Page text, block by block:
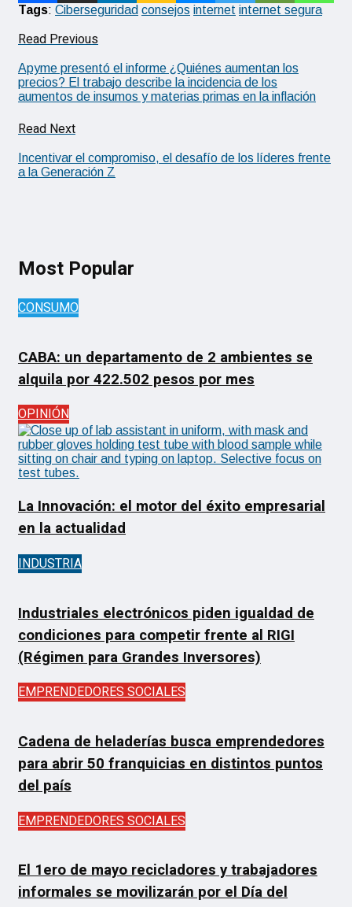
Tags: Ciberseguridad consejos internet internet segura
Read Previous
Apyme presentó el informe ¿Quiénes aumentan los
precios? El trabajo describe la incidencia de los
aumentos de insumos y materias primas en la inflación
Read Next
Incentivar el compromiso, el desafío de los líderes frente
a la Generación Z
Most Popular
CONSUMO
CABA: un departamento de 2 ambientes se
alquila por 422.502 pesos por mes
OPINIÓN
La Innovación: el motor del éxito empresarial
en la actualidad
INDUSTRIA
Industriales electrónicos piden igualdad de
condiciones para competir frente al RIGI
(Régimen para Grandes Inversores)
EMPRENDEDORES SOCIALES
Cadena de heladerías busca emprendedores
para abrir 50 franquicias en distintos puntos
del país
EMPRENDEDORES SOCIALES
El 1ero de mayo recicladores y trabajadores
informales se movilizarán por el Día del